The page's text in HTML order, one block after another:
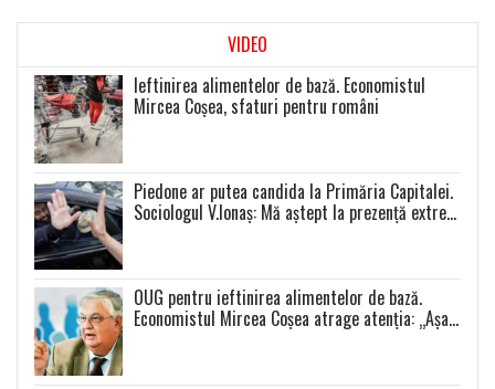
VIDEO
Ieftinirea alimentelor de bază. Economistul
Mircea Coșea, sfaturi pentru români
Piedone ar putea candida la Primăria Capitalei.
Sociologul V.Ionaș: Mă aștept la prezență extrem
OUG pentru ieftinirea alimentelor de bază.
Economistul Mircea Coșea atrage atenția: „Așa